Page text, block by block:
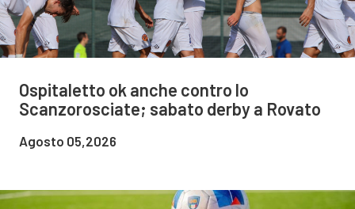
Ospitaletto ok anche contro lo
Scanzorosciate; sabato derby a Rovato
Agosto 05,2026